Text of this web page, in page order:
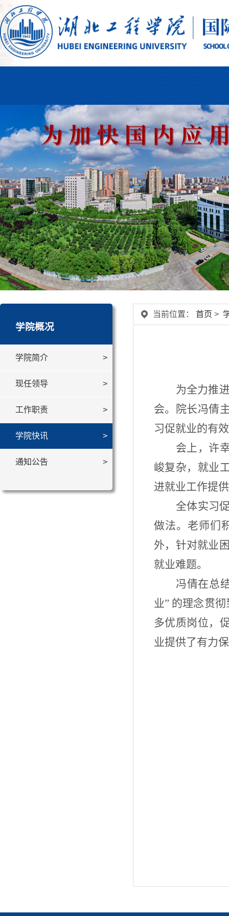
学院概况
学院简介
现任领导
工作职责
学院快讯
通知公告
当前位置： 首页 >
为全力推
会。院长冯倩
习促就业的有
会上，许
峻复杂， 就业
进就业工作提
全体实习
做法。老师们
外，针对就业
就业难题。
冯倩在总
业” 的理念贯
多优质岗位，
业提供了有力